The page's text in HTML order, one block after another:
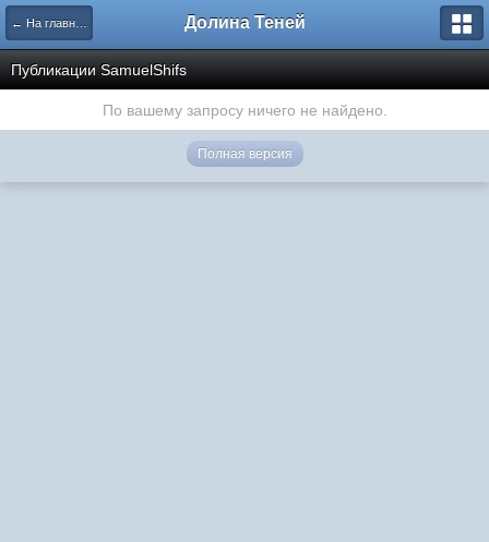
← На главную Долина Теней
Публикации SamuelShifs
По вашему запросу ничего не найдено.
Полная версия